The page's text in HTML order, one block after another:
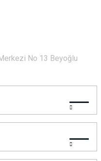
No 13 Beyoğlu